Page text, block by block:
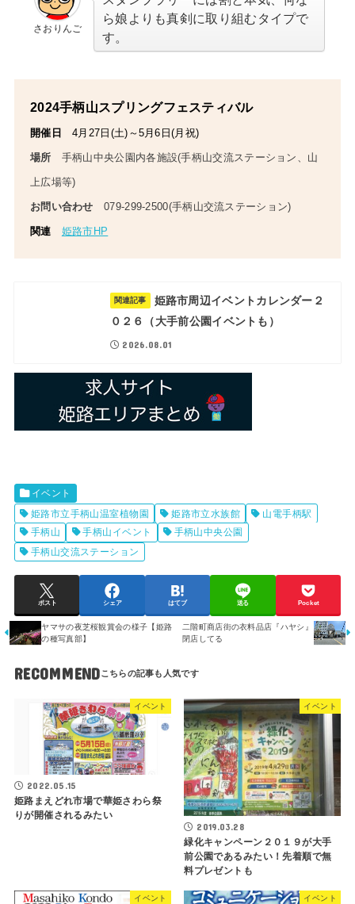
さおりんご
ら娘よりも真剣に取り組むタイプで
す。
2024手柄山スプリングフェスティバル
開催日4月27日(土)～5月6日(月祝)
場所 手柄山中央公園内各施設(手柄山交流ステーション、山
上広場等)
お問い合わせ079-299-2500(手柄山交流ステーション)
関連 姫路市HP
関連記事
姫路市周辺イベントカレンダー２
０２６（大手前公園イベントも）
2026.08.01
イベント
姫路市立手柄山温室植物園
姫路市立水族館
山電手柄駅
手柄山
手柄山イベント
手柄山中央公園
手柄山交流ステーション
ポスト シェア はてブ 送る Pocket
ヤマサの夜芝桜観賞会の様子【姫路
の種写真部】
二階町商店街の衣料品店『ハヤシ』
閉店してる
RECOMMEND
イベント
2022.05.15
姫路まえどれ市場で華姫さわら祭
りが開催されるみたい
イベント
2019.03.28
緑化キャンペーン２０１９が大手
前公園であるみたい！先着順で無
料プレゼントも
イベント イベント